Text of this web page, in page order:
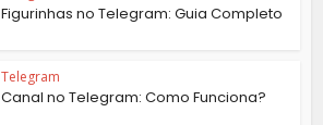
Figurinhas no Telegram: Guia Completo
Telegram
Canal no Telegram: Como Funciona?